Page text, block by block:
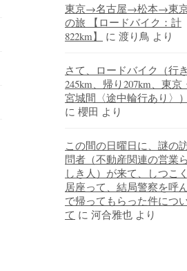
東京→名古屋→松本→東
の旅 【ロードバイク：計
822km】
に 渡り鳥 より
さて、ロードバイク（行き
245km、帰り207km、東京
宮城間〈途中輪行あり〉）
に 櫻田 より
この間の日曜日に、謎の
問者（不動産関連の営業ら
しき人）が来て、しつこく
居座って、結局警察を呼
で帰ってもらった件につ
て に 河合雅也 より